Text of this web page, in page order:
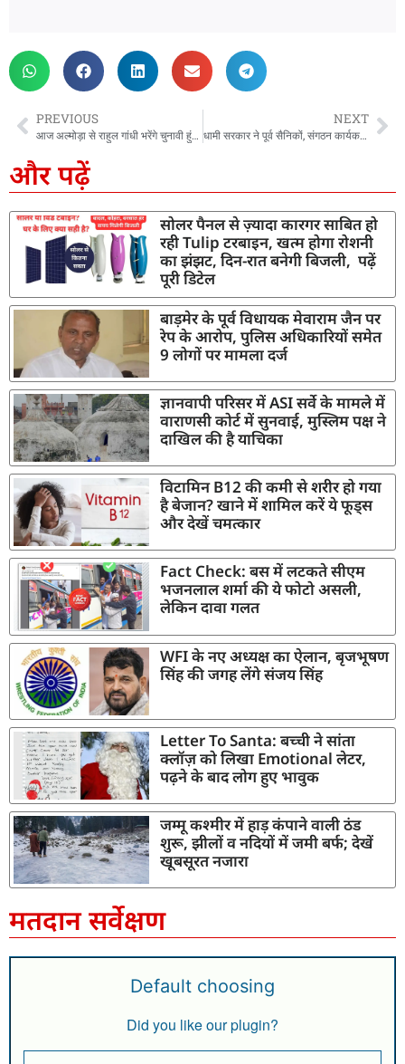
PREVIOUS
आज अल्मोड़ा से राहुल गांधी भरेंगे चुनावी हुंकार, 2027 मिशन का होगा आगाज
NEXT
धामी सरकार ने पूर्व सैनिकों, संगठन कार्यकर्ताओं और भाजपा में शामिल नेताओं को सौंपे महत्वपूर्ण दायित्व, कई परिषदों में भी हुई नियुक्तियां
और पढ़ें
सोलर पैनल से ज़्यादा कारगर साबित हो
रही Tulip टरबाइन, खत्म होगा रोशनी
का झंझट, दिन-रात बनेगी बिजली, पढ़ें
पूरी डिटेल
बाड़मेर के पूर्व विधायक मेवाराम जैन पर
रेप के आरोप, पुलिस अधिकारियों समेत
9 लोगों पर मामला दर्ज
ज्ञानवापी परिसर में ASI सर्वे के मामले में
वाराणसी कोर्ट में सुनवाई, मुस्लिम पक्ष ने
दाखिल की है याचिका
विटामिन B12 की कमी से शरीर हो गया
है बेजान? खाने में शामिल करें ये फूड्स
और देखें चमत्कार
Fact Check: बस में लटकते सीएम
भजनलाल शर्मा की ये फोटो असली,
लेकिन दावा गलत
WFI के नए अध्यक्ष का ऐलान, बृजभूषण
सिंह की जगह लेंगे संजय सिंह
Letter To Santa: बच्ची ने सांता
क्लॉज़ को लिखा Emotional लेटर,
पढ़ने के बाद लोग हुए भावुक
जम्मू कश्मीर में हाड़ कंपाने वाली ठंड
शुरू, झीलों व नदियों में जमी बर्फ; देखें
खूबसूरत नजारा
मतदान सर्वेक्षण
Default choosing
Did you like our plugin?